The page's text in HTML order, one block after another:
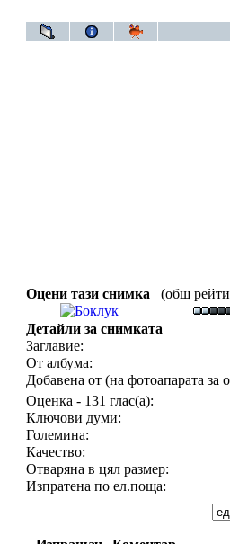
Оцени тази снимка
(общ
Детайли за снимката
Заглавие:
От албума:
Добавена от (на фотоапарата за
Оценка - 131 глас(а):
Ключови думи:
Големина:
Качество:
Отваряна в цял размер:
Изпратена по ел.поща: